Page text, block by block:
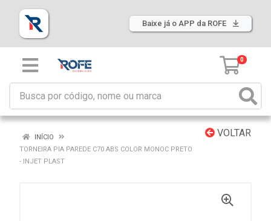
Baixe já o APP da ROFE
0
VOLTAR
INÍCIO
TORNEIRA PIA PAREDE C70 ABS COLOR MONOC PRETO
- INJET PLAST